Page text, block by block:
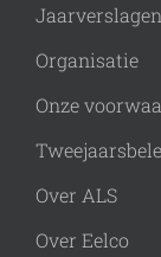
Jaarverslagen
Organisatie
Onze
Over ALS
Over Eelco